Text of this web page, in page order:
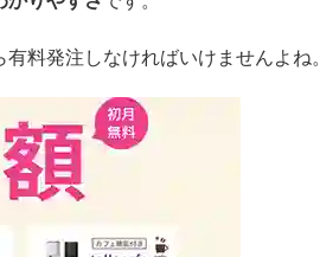
料発注しなければいけませんよね。